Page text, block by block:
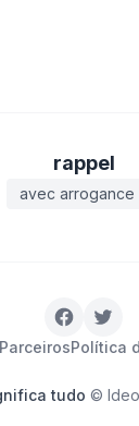
rappel
avec arrogance
ParceirosPolítica
tudo ©